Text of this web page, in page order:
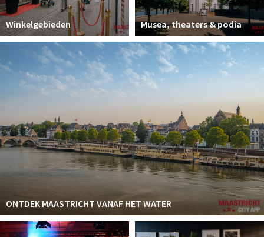
Winkelgebieden Musea, theaters & podia
ONTDEK MAASTRICHT VANAF HET WATER